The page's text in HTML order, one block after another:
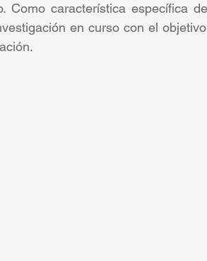
Como característica específica
en curso con el